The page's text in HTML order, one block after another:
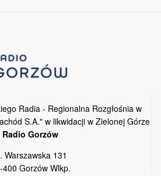
Radia - Regionalna Rozgłośnia w
S.A." w likwidacji w Zielonej Górze
Radio Gorzów
Warszawska 131
400 Gorzów Wlkp.